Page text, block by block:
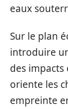
eaux
Sur le plan
introduire
des impacts
oriente les
empreinte